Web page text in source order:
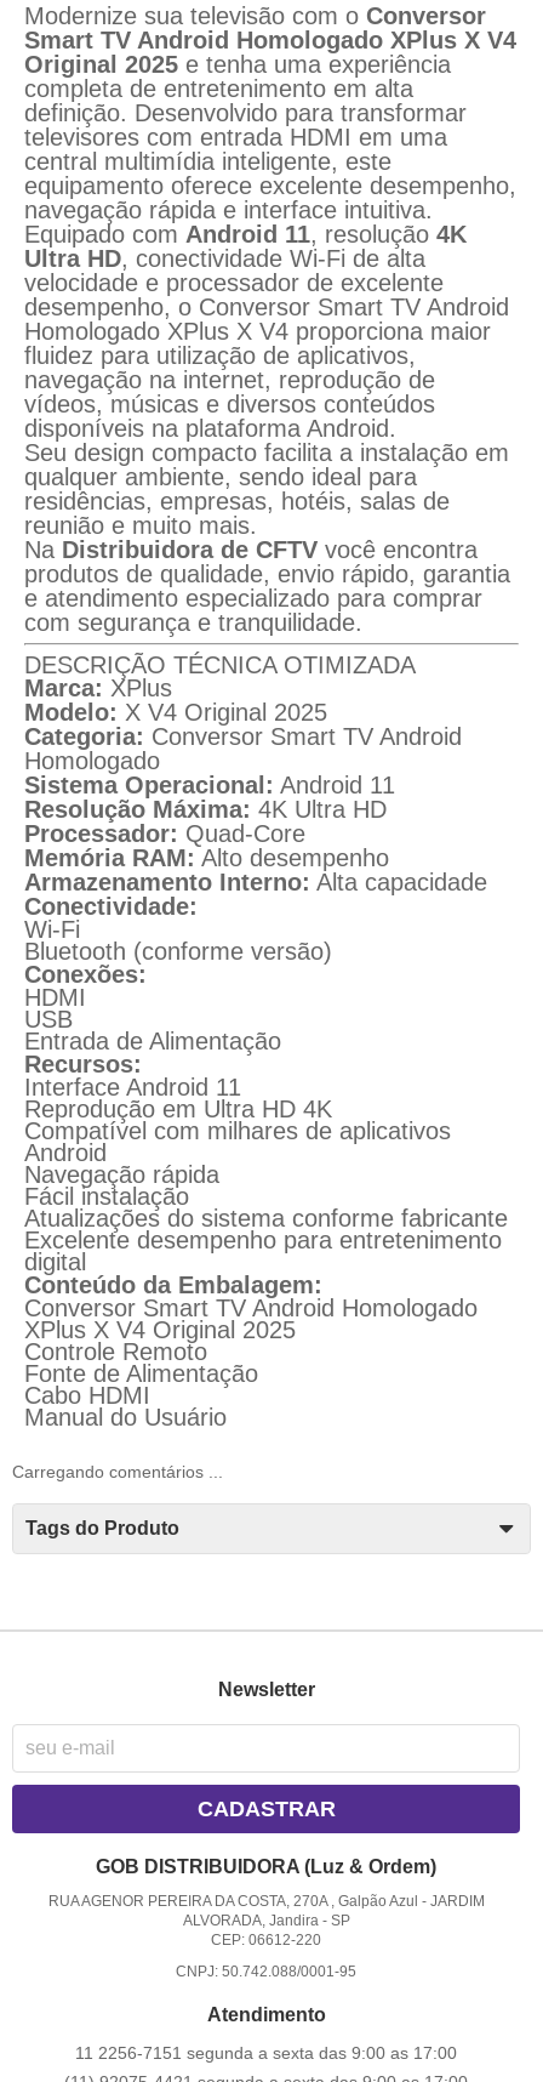
Modernize sua televisão com o Conversor
Smart TV Android Homologado XPlus X V4
Original 2025 e tenha uma experiência
completa de entretenimento em alta
definição. Desenvolvido para transformar
televisores com entrada HDMI em uma
central multimídia inteligente, este
equipamento oferece excelente desempenho,
navegação rápida e interface intuitiva.
Equipado com Android 11, resolução 4K
Ultra HD, conectividade Wi-Fi de alta
velocidade e processador de excelente
desempenho, o Conversor Smart TV Android
Homologado XPlus X V4 proporciona maior
fluidez para utilização de aplicativos,
navegação na internet, reprodução de
vídeos, músicas e diversos conteúdos
disponíveis na plataforma Android.
Seu design compacto facilita a instalação em
qualquer ambiente, sendo ideal para
residências, empresas, hotéis, salas de
reunião e muito mais.
Na Distribuidora de CFTV você encontra
produtos de qualidade, envio rápido, garantia
e atendimento especializado para comprar
com segurança e tranquilidade.
DESCRIÇÃO TÉCNICA OTIMIZADA
Marca: XPlus
Modelo: X V4 Original 2025
Categoria: Conversor Smart TV Android
Homologado
Sistema Operacional: Android 11
Resolução Máxima: 4K Ultra HD
Processador: Quad-Core
Memória RAM: Alto desempenho
Armazenamento Interno: Alta capacidade
Conectividade:
Wi-Fi
Bluetooth (conforme versão)
Conexões:
HDMI
USB
Entrada de Alimentação
Recursos:
Interface Android 11
Reprodução em Ultra HD 4K
Compatível com milhares de aplicativos
Android
Navegação rápida
Fácil instalação
Atualizações do sistema conforme fabricante
Excelente desempenho para entretenimento
digital
Conteúdo da Embalagem:
Conversor Smart TV Android Homologado
XPlus X V4 Original 2025
Controle Remoto
Fonte de Alimentação
Cabo HDMI
Manual do Usuário
Carregando comentários ...
Tags do Produto
Newsletter
CADASTRAR
GOB DISTRIBUIDORA (Luz & Ordem)
RUA AGENOR PEREIRA DA COSTA, 270A , Galpão Azul - JARDIM
ALVORADA, Jandira- SP
CEP: 06612-220
CNPJ: 50.742.088/0001-95
Atendimento
11 2256-7151 segunda a sexta das 9:00 as 17:00